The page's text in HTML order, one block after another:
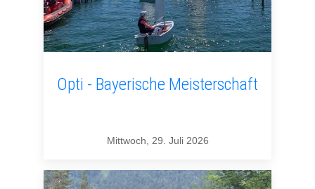
Opti - Bayerische Meisterschaft
Mittwoch, 29. Juli 2026